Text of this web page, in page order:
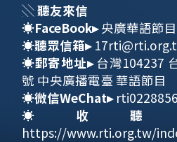
░聽友來信
☀FaceBook▸央廣華語節
☀聽眾信箱▸
☀郵寄地址▸台灣104237
號 中央廣播電臺 華語節目
☀微信WeChat▸
☀ 收
https://www.rti.org.tw/